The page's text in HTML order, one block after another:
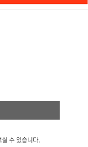
수 있습니다.